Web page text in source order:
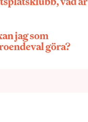
jag som
göra?